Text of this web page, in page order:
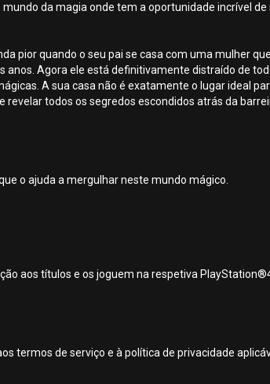
mundo da magia onde tem a oportunidade incrível
pior quando o seu pai se casa com uma mulher
Agora ele está definitivamente distraído de
A sua casa não é exatamente o lugar ideal
todos os segredos escondidos atrás da
o ajuda a mergulhar neste mundo mágico.
aos títulos e os joguem na respetiva
termos de serviço e à política de privacidade